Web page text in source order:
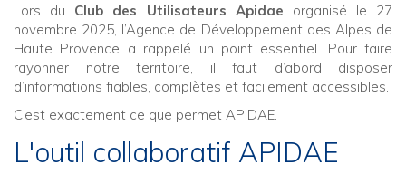
Lors du Club des Utilisateurs Apidae organisé le 27
novembre 2025, l’Agence de Développement des Alpes de
Haute Provence a rappelé un point essentiel. Pour faire
rayonner notre territoire, il faut d’abord disposer
d’informations fiables, complètes et facilement accessibles.
C’est exactement ce que permet APIDAE.
L'outil collaboratif APIDAE